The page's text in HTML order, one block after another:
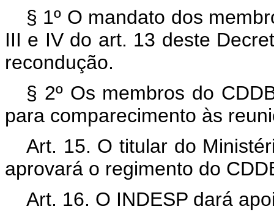
§ 1º O mandato dos
III e IV do art. 13 deste
recondução.
§ 2º Os membros do
para comparecimento às
Art. 15. O titular do
aprovará o regimento do
Art. 16. O INDESP dará